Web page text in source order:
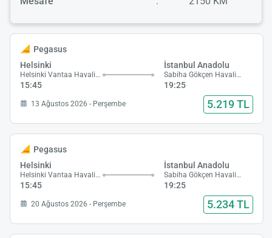
Pegasus
Helsinki
Helsinki Vantaa Havalimanı
15:45
İstanbul Anadolu
Sabiha Gökçen Havalimanı
19:25
13 Ağustos 2026 - Perşembe 5.219 TL
Pegasus
Helsinki
Helsinki Vantaa Havalimanı
15:45
İstanbul Anadolu
Sabiha Gökçen Havalimanı
19:25
20 Ağustos 2026 - Perşembe 5.234 TL